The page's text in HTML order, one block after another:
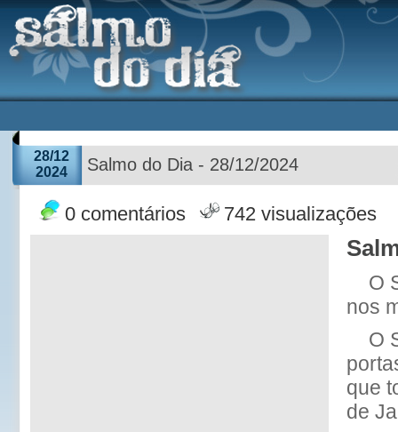
28/12
2024
Salmo do Dia - 28/12/2024
0 comentários 742 visualizações
O
nos
O
que
de